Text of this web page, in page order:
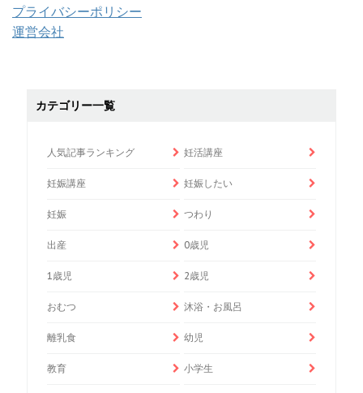
プライバシーポリシー
運営会社
カテゴリー一覧
人気記事ランキング 妊活講座
妊娠講座 妊娠したい
妊娠 つわり
出産 0歳児
1歳児 2歳児
おむつ 沐浴・お風呂
離乳食 幼児
教育 小学生